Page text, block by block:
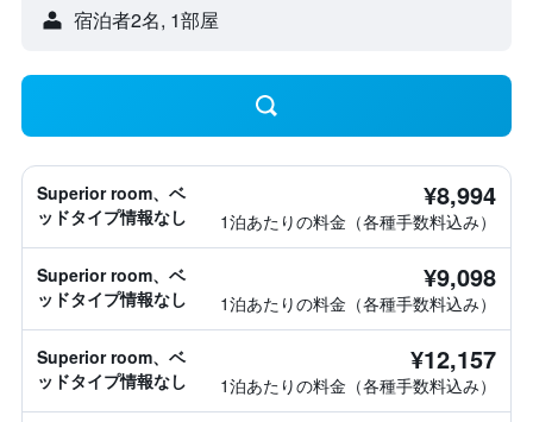
宿泊者2名, 1​部屋
Superior room、ベ
ッドタイプ情報なし
¥8,994
1泊あたりの料金（各種手数料込み）
Superior room、ベ
ッドタイプ情報なし
¥9,098
1泊あたりの料金（各種手数料込み）
Superior room、ベ
ッドタイプ情報なし
¥12,157
1泊あたりの料金（各種手数料込み）